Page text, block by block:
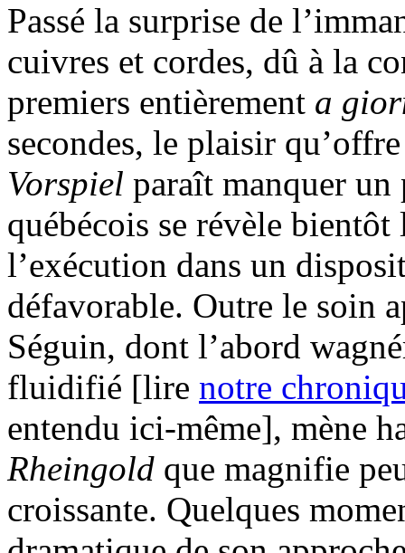
Passé la surprise de
cuivres et cordes, dû à la
premiers entièrement a
secondes, le plaisir
Vorspiel paraît manquer un
québécois se révèle
l’exécution dans un
défavorable. Outre le soin
Séguin, dont l’abord
fluidifié [lire notre
entendu ici-même], mène
Rheingold que magnifie
croissante. Quelques